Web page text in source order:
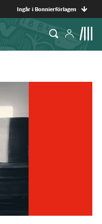
Ingår i Bonnierförlagen